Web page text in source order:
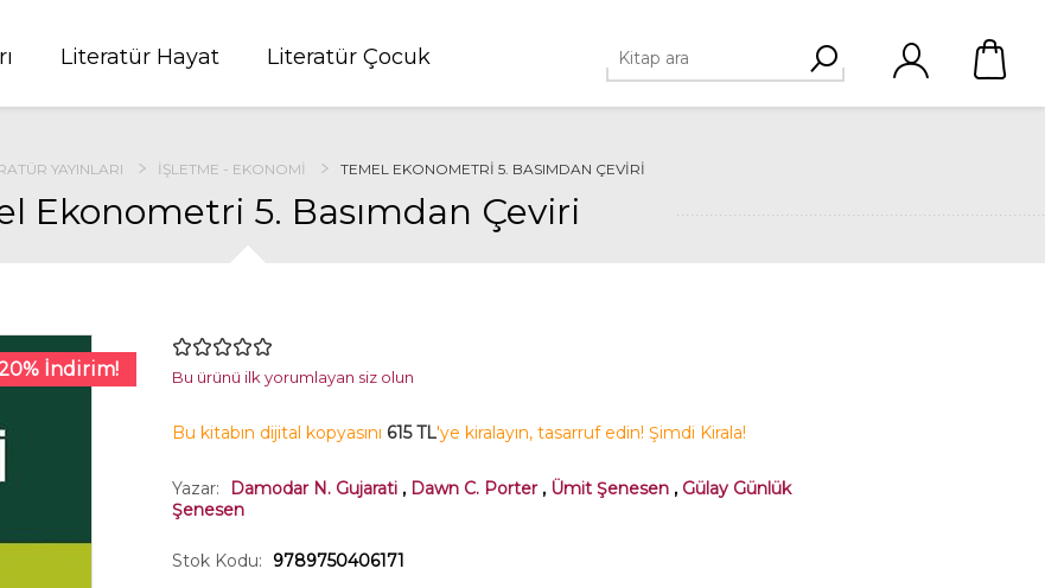
Literatür Hayat Literatür Çocuk
YAYINLARI İŞLETME - EKONOMI TEMEL EKONOMETRI 5. BASIMDAN ÇEVIRI
Ekonometri 5. Basımdan Çeviri
İndirim! Bu ürünü ilk yorumlayan siz olun
Bu kitabın dijital kopyasını 615 TL'ye kiralayın, tasarruf edin! Şimdi Kirala!
Yazar: Damodar N. Gujarati , Dawn C. Porter , Ümit Şenesen , Gülay Günlük
Şenesen
Stok Kodu: 9789750406171